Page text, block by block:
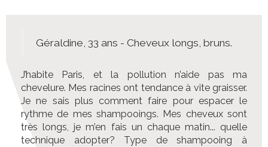
Géraldine, 33 ans - Cheveux longs, bruns.
J’habite Paris, et la pollution n’aide pas ma
chevelure. Mes racines ont tendance à vite graisser.
Je ne sais plus comment faire pour espacer le
rythme de mes shampooings. Mes cheveux sont
très longs, je m’en fais un chaque matin... quelle
technique adopter? Type de shampooing à